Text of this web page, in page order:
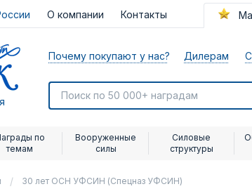
О компании Контакты
Почему покупают у нас? Дилерам
по
темам
Вооруженные
силы
Силовые
структуры
30 лет ОСН УФСИН (Спецназ УФСИН)